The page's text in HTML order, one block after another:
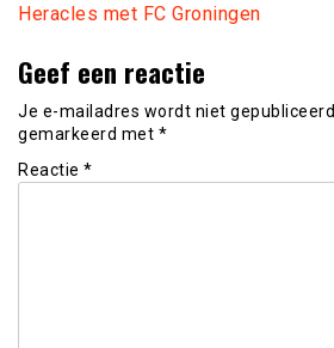
Heracles met FC Groningen
Geef een reactie
Je e-mailadres wordt niet gepubliceerd.
gemarkeerd met *
Reactie *